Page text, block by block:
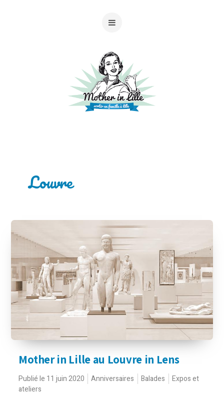
Louvre
Mother in Lille au Louvre in Lens
Publié le 11 juin 2020 Anniversaires Balades
Expos et
ateliers